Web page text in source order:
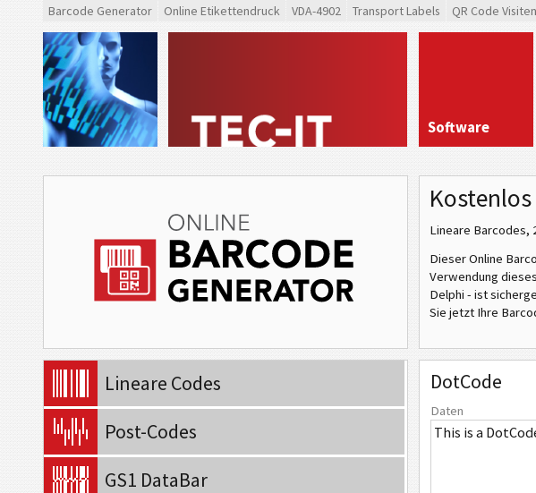
Barcode Generator Online Etikettendruck VDA-4902 Transport Labels QR Code
Software
Lineare Barcodes,
Dieser Online
Verwendung
Delphi - ist
Sie jetzt Ihre
Lineare Codes
Post-Codes
GS1 DataBar
DotCode
Daten